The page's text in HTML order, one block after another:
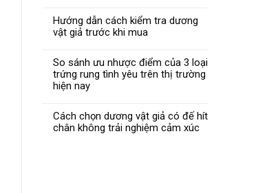
Hướng dẫn cách kiểm tra dương
vật giả trước khi mua
So sánh ưu nhược điểm của 3 loại
trứng rung tình yêu trên thị trường
hiện nay
Cách chọn dương vật giả có đế hít
chân không trải nghiệm cảm xúc